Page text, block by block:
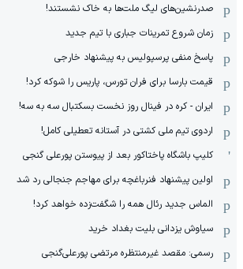
صدرنشین‌های لیگ ملت‌ها به خاک نشستند!
زمان شروع تمرینات جباری با تیم جدید
پاسخ منفی پرسپولیس به پیشنهاد خارجی
قیمت بارسا برای فران تورس، پاریس را شوکه کرد!
ایران - کره در فینال روز نخست بسکتبال سه به سه!
اردوی تیم ملی کشتی در آستانه تعطیلی کامل!
کلیپ باشگاه پاختاکور بعد از پیوستن پورعلی گنجی
اولین پیشنهاد فنرباغچه برای مهاجم جنجالی رد شد
الماس جدید رئال همه را شگفت‌زده خواهد کرد!
سیاوش یزدانی بلیت بغداد خرید
رسمی: مقصد غیرمنتظره مرتضی پورعلی‌گنجی